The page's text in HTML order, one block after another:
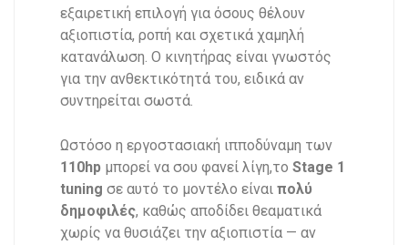
εξαιρετική επιλογή για όσους θέλουν
αξιοπιστία, ροπή και σχετικά χαμηλή
κατανάλωση. Ο κινητήρας είναι γνωστός
για την ανθεκτικότητά του, ειδικά αν
συντηρείται σωστά.
Ωστόσο η εργοστασιακή ιπποδύναμη των
110hp μπορεί να σου φανεί λίγη,το Stage 1
tuning σε αυτό το μοντέλο είναι πολύ
δημοφιλές, καθώς αποδίδει θεαματικά
χωρίς να θυσιάζει την αξιοπιστία — αν